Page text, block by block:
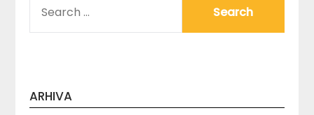
FOR:
ARHIVA